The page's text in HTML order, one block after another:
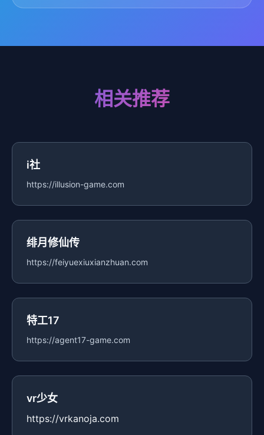
相关推荐
i社
https://illusion-game.com
绯月修仙传
https://feiyuexiuxianzhuan.com
特工17
https://agent17-game.com
vr少女
https://vrkanoja.com